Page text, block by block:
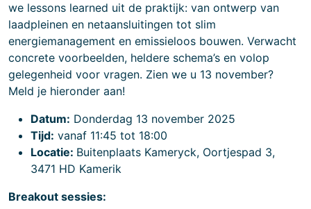
we lessons learned uit de praktijk: van ontwerp van
laadpleinen en netaansluitingen tot slim
energiemanagement en emissieloos bouwen. Verwacht
concrete voorbeelden, heldere schema’s en volop
gelegenheid voor vragen. Zien we u 13 november?
Meld je hieronder aan!
Datum: ​​​Donderdag 13 november 2025
Tijd: vanaf 11:45 tot 18:00
Locatie: Buitenplaats Kameryck​, Oortjespad 3,
3471 HD Kamerik
Breakout sessies: